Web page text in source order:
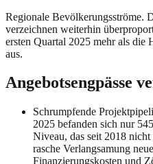
Regionale Bevölkerungsströme.
verzeichnen weiterhin
ersten Quartal 2025 mehr als die
aus.
Angebotsengpässe
Schrumpfende
2025 befanden sich nur
Niveau, das seit 2018
rasche Verlangsamung
Finanzierungskosten und